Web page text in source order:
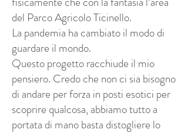
del Parco Agricolo Ticinello.
La pandemia ha cambiato il modo di
guardare il mondo.
Questo progetto racchiude il mio
pensiero. Credo che non ci sia bisogno
di andare per forza in posti esotici per
scoprire qualcosa, abbiamo tutto a
portata di mano basta distogliere lo